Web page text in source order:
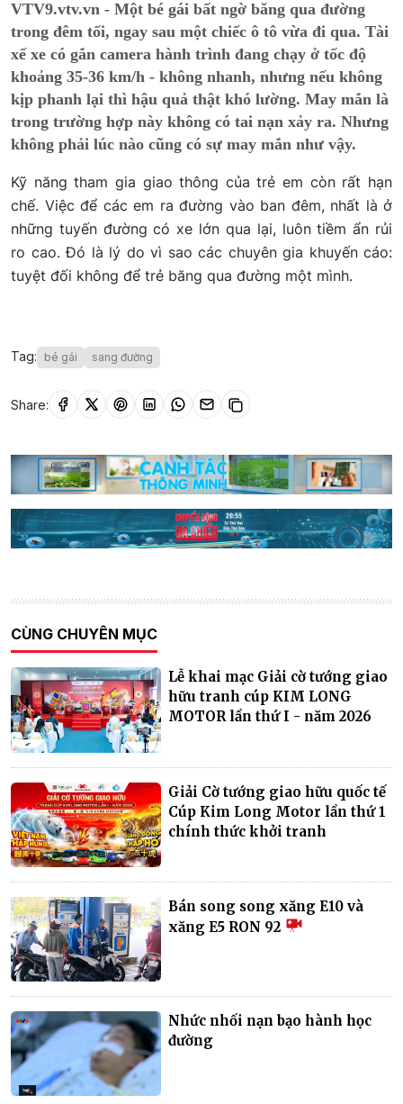
Time
VTV9.vtv.vn - Một bé gái bất ngờ băng qua đường
trong đêm tối, ngay sau một chiếc ô tô vừa đi qua. Tài
xế xe có gắn camera hành trình đang chạy ở tốc độ
khoảng 35-36 km/h - không nhanh, nhưng nếu không
kịp phanh lại thì hậu quả thật khó lường. May mắn là
trong trường hợp này không có tai nạn xảy ra. Nhưng
không phải lúc nào cũng có sự may mắn như vậy.
Kỹ năng tham gia giao thông của trẻ em còn rất hạn
chế. Việc để các em ra đường vào ban đêm, nhất là ở
những tuyến đường có xe lớn qua lại, luôn tiềm ẩn rủi
ro cao. Đó là lý do vì sao các chuyên gia khuyến cáo:
tuyệt đối không để trẻ băng qua đường một mình.
Tag: bé gái sang đường
Share:
CÙNG CHUYÊN MỤC
Lễ khai mạc Giải cờ tướng giao
hữu tranh cúp KIM LONG
MOTOR lần thứ I - năm 2026
Giải Cờ tướng giao hữu quốc tế
Cúp Kim Long Motor lần thứ 1
chính thức khởi tranh
Bán song song xăng E10 và
xăng E5 RON 92
Nhức nhối nạn bạo hành học
đường